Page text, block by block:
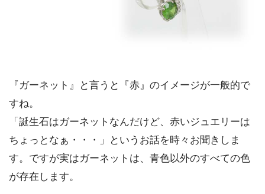
『ガーネット』と言うと『赤』のイメージが一般的で
すね。
「誕生石はガーネットなんだけど、赤いジュエリーは
ちょっとなぁ・・・」というお話を時々お聞きしま
す。ですが実はガーネットは、青色以外のすべての色
が存在します。